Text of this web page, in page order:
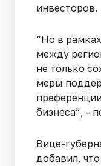
инвесторов.
“Но в
между
не только
меры
бизнеса”, -
Вице-
добавил,